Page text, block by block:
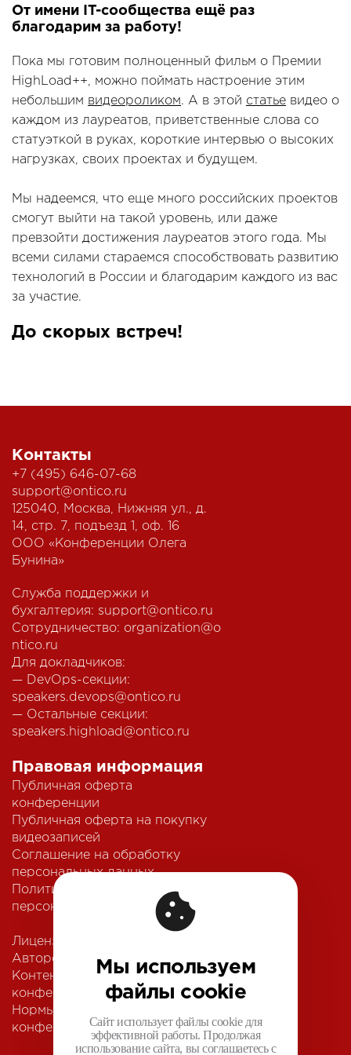
От имени IT-сообщества ещё раз
благодарим за работу!
Пока мы готовим полноценный фильм о Премии
HighLoad++, можно поймать настроение этим
небольшим видеороликом. А в этой статье видео о
каждом из лауреатов, приветственные слова со
статуэткой в руках, короткие интервью о высоких
нагрузках, своих проектах и будущем.
Мы надеемся, что еще много российских проектов
смогут выйти на такой уровень, или даже
превзойти достижения лауреатов этого года. Мы
всеми силами стараемся способствовать развитию
технологий в России и благодарим каждого из вас
за участие.
До скорых встреч!
Контакты
+7 (495) 646-07-68
support@ontico.ru
125040, Москва, Нижняя ул., д.
14, стр. 7, подъезд 1, оф. 16
ООО «Конференции Олега
Бунина»
Служба поддержки и
бухгалтерия: support@ontico.ru
Сотрудничество: organization@o
ntico.ru
Для докладчиков:
— DevOps-секции:
speakers.devops@ontico.ru
— Остальные секции:
speakers.highload@ontico.ru
Правовая информация
Публичная оферта
конференции
Публичная оферта на покупку
видеозаписей
Соглашение на обработку
персональных данных
Политика обработки
персональных данных
Лицензионный договор с
Автором
Контентная политика
конференции
Нормы поведения для
конференции
Мы используем
файлы cookie
Сайт использует файлы cookie для
эффективной работы. Продолжая
использование сайта, вы соглашаетесь с